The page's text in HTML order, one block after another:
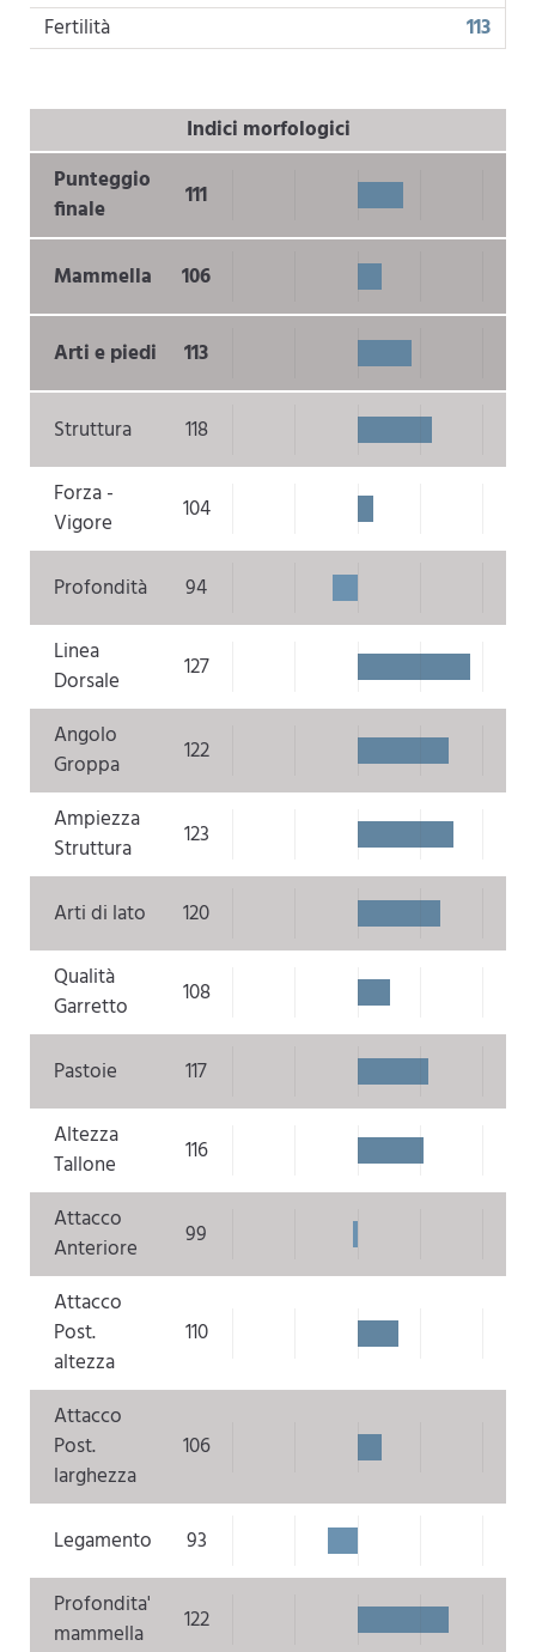
Fertilità
113
Indici morfologici
Punteggio
finale
111
Mammella 106
Arti e piedi 113
Struttura
118
Forza -
Vigore
104
Profondità
94
Linea
Dorsale
127
Angolo
Groppa
122
Ampiezza
Struttura
123
Arti di lato
120
Qualità
Garretto
108
Pastoie
117
Altezza
Tallone
116
Attacco
Anteriore
99
Attacco
Post.
altezza
110
Attacco
Post.
larghezza
106
Legamento
93
Profondita'
mammella
122